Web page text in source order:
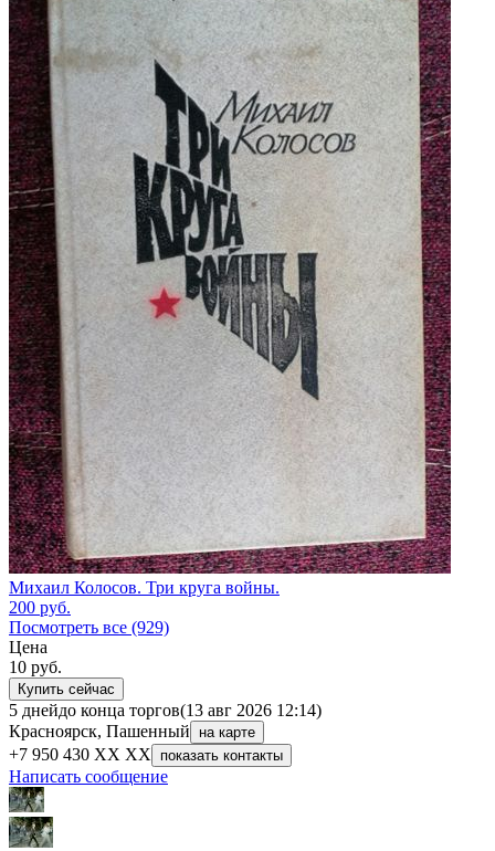
Михаил Колосов. Три круга войны.
200 руб.
Посмотреть все (929)
Цена
10 руб.
Купить сейчас
5 днейдо конца торгов(13 авг 2026 12:14)
Красноярск, Пашенный
на карте
+7 950 430 XX XX показать контакты
Написать сообщение